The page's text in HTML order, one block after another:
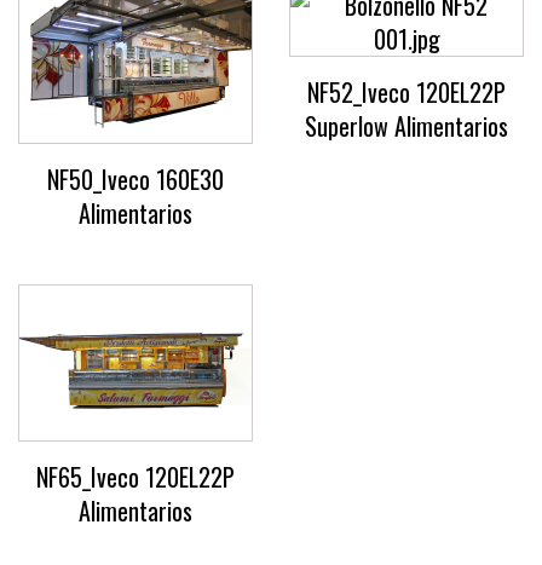
NF50_Iveco 160E30
Alimentarios
NF52_Iveco 120EL22P
Superlow Alimentarios
NF65_Iveco 120EL22P
Alimentarios